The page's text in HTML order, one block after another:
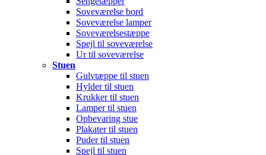
Soveværelse bord
Soveværelse lamper
Soveværelsestæppe
Spejl til soveværelse
Ur til soveværelse
Stuen
Gulvtæppe til stuen
Hylder til stuen
Krukker til stuen
Lamper til stuen
Opbevaring stue
Plakater til stuen
Puder til stuen
Spejl til stuen